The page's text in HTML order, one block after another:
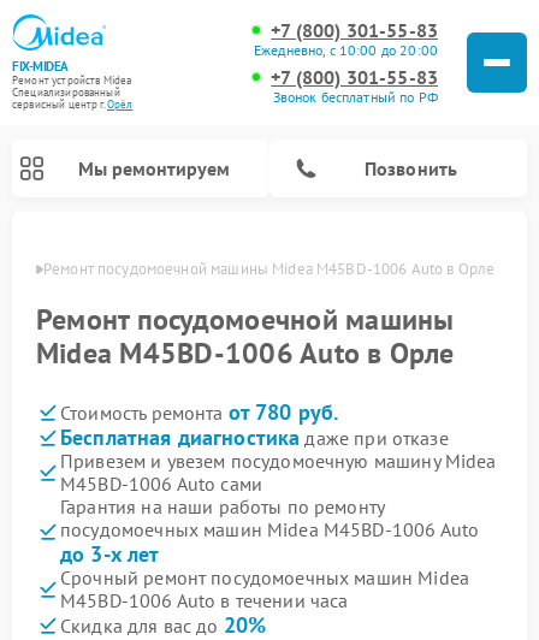
FIX-MIDEA
Ремонт устройств Midea
Специализированный
cервисный центр г.Орёл
+7 (800) 301-55-83
Ежедневно, с 10:00 до 20:00
+7 (800) 301-55-83
Звонок бесплатный по РФ
Мы ремонтируем Позвонить
Ремонт посудомоечной машины Midea M45BD-1006 Auto в Орле
Ремонт посудомоечной машины
Midea M45BD-1006 Auto в Орле
Стоимость ремонта от 780 руб.
Бесплатная диагностика даже при отказе
Привезем и увезем посудомоечную машину Midea
M45BD-1006 Auto сами
Гарантия на наши работы по ремонту
посудомоечных машин Midea M45BD-1006 Auto
до 3-х лет
Срочный ремонт посудомоечных машин Midea
M45BD-1006 Auto в течении часа
Скидка для вас до 20%